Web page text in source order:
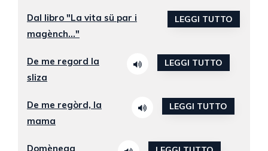
Dal libro "La vita sü par i
magènch..."
LEGGI TUTTO
De me regord la
sliza
LEGGI TUTTO
De me regòrd, la
mama
LEGGI TUTTO
Domènega